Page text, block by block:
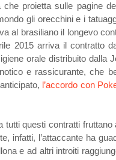
proietta sulle pagine
gli orecchini e i
al brasiliano il longevo
2015 arriva il contratto
orale distribuito dalla
e rassicurante, che
l’accordo con
questi contratti
infatti, l’attaccante ha
e ad altri introiti